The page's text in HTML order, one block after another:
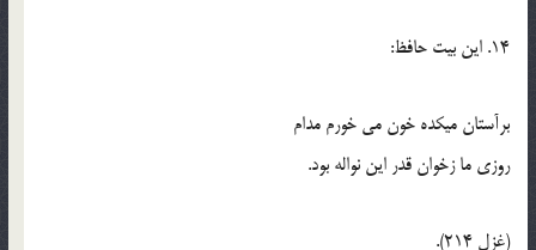
14. اين بيت حافظ:
برآستان ميکده خون مي خورم مدام
روزي ما زخوان قدر اين نواله بود.
(غزل 214).